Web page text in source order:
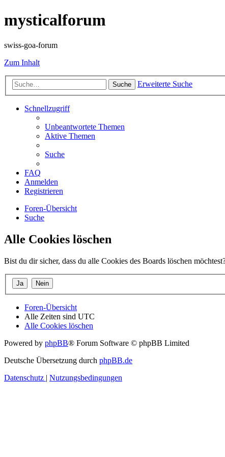
mysticalforum
swiss-goa-forum
Zum Inhalt
Suche Erweiterte Suche
Schnellzugriff
Unbeantwortete Themen
Aktive Themen
Suche
FAQ
Anmelden
Registrieren
Foren-Übersicht
Suche
Alle Cookies löschen
Bist du dir sicher, dass du alle Cookies des Boards löschen
Foren-Übersicht
Alle Zeiten sind UTC
Alle Cookies löschen
Powered by phpBB® Forum Software © phpBB Limited
Deutsche Übersetzung durch phpBB.de
Datenschutz | Nutzungsbedingungen